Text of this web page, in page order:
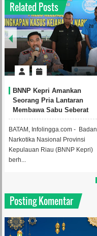
Related Posts
BNNP Kepri Amankan
Seorang Pria Lantaran
Membawa Sabu Seberat
1,208 Kilogram
BATAM, Infolingga.com - Badan
Narkotika Nasional Provinsi
Kepulauan Riau (BNNP Kepri)
berh...
Posting Komentar